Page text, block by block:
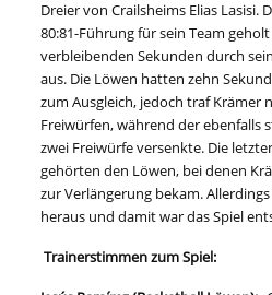
Dreier von Crailsheims Elias Lasisi.
80:81-Führung für sein Team
verbleibenden Sekunden durch
aus. Die Löwen hatten zehn
zum Ausgleich, jedoch traf Krämer
Freiwürfen, während der ebenfalls
zwei Freiwürfe versenkte. Die
gehörten den Löwen, bei denen
zur Verlängerung bekam.
heraus und damit war das Spiel
Trainerstimmen zum Spiel: